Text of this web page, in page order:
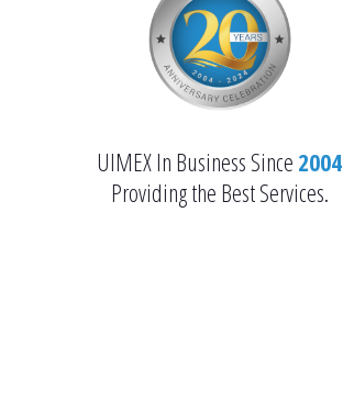
UIMEX In Business Since 2004
Providing the Best Services.